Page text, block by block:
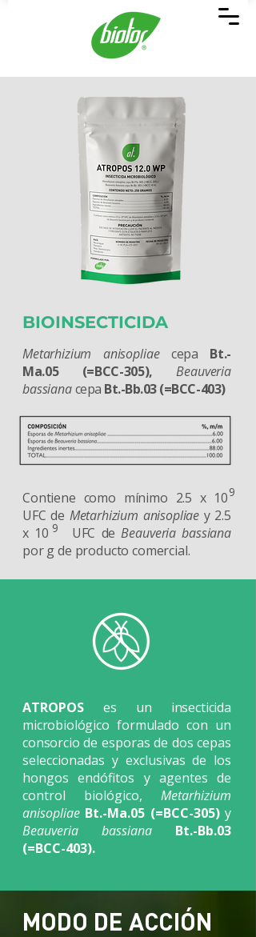
BIOINSECTICIDA
Metarhizium anisopliaecepa
Bt.-
Ma.05 (=BCC-305),
Beauveria
bassianacepa Bt.-Bb.03 (=BCC-403)
9
9
Contiene como mínimo 2.5 x 10
UFC de Metarhizium anisopliae y 2.5
x 10 UFC deBeauveria bassiana
por g de producto comercial.
ATROPOS
es un insecticida
microbiológico formulado con un
consorcio de esporas de dos cepas
seleccionadas y exclusivas de los
hongos endófitos y agentes de
control biológico, Metarhizium
anisopliae Bt.-Ma.05 (=BCC-305)y
Beauveria bassiana
Bt.-Bb.03
(=BCC-403).
MODO DE ACCIÓN